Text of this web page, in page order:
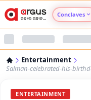
Conclaves
Entertainment
Salman-celebrated-his-
ENTERTAINMENT